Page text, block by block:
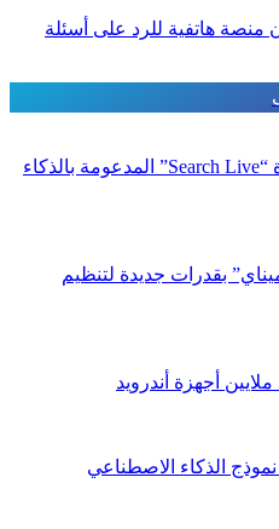
منصة هاتفية للرد على أسئلة
غوغل تعلن الإطلاق العالمي لميزة “Search Live” المدعومة بالذكاء
بقدرات جديدة لتنظيم
أجهزة أندرويد
الذكاء الاصطناعي